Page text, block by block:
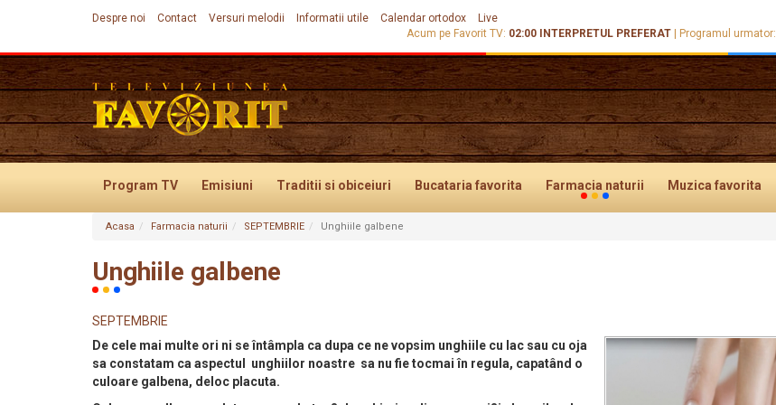
Despre noi Contact Versuri melodii Informatii utile Calendar ortodox
Live
Acum pe Favorit TV: 02:00 INTERPRETUL PREFERAT Programul urmator:
Program TV Emisiuni Traditii si obiceiuri Bucataria favorita Farmacia naturii Muzica favorita
Evenimente
Acasa Farmacia naturii SEPTEMBRIE Unghiile galbene
Unghiile galbene
SEPTEMBRIE
De cele mai multe ori ni se întâmpla ca dupa ce ne vopsim unghiile cu lac sau cu oja
sa constatam ca aspectul unghiilor noastre sa nu fie tocmai în regula, capatând o
culoare galbena, deloc placuta.